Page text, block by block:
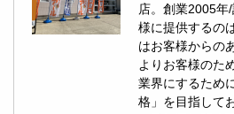
店。創業2005年
様に提供するの
はお客様からの
よりお客様のた
業界にするため
格」を目指して